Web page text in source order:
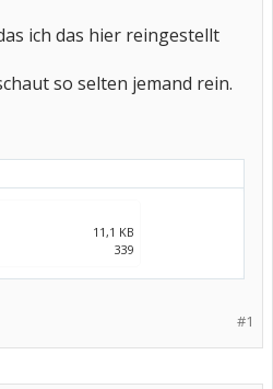
ich das hier reingestellt
so selten jemand rein.
11,1 KB
339
#1